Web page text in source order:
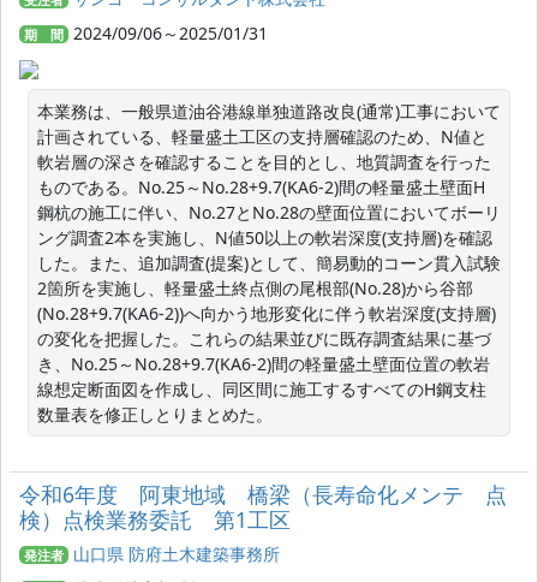
期 間 2024/09/06～2025/01/31
本業務は、一般県道油谷港線単独道路改良(通常)工事において
計画されている、軽量盛土工区の支持層確認のため、N値と
軟岩層の深さを確認することを目的とし、地質調査を行った
ものである。No.25～No.28+9.7(KA6-2)間の軽量盛土壁面H
鋼杭の施工に伴い、No.27とNo.28の壁面位置においてボーリ
ング調査2本を実施し、N値50以上の軟岩深度(支持層)を確認
した。また、追加調査(提案)として、簡易動的コーン貫入試験
2箇所を実施し、軽量盛土終点側の尾根部(No.28)から谷部
(No.28+9.7(KA6-2))へ向かう地形変化に伴う軟岩深度(支持層)
の変化を把握した。これらの結果並びに既存調査結果に基づ
き、No.25～No.28+9.7(KA6-2)間の軽量盛土壁面位置の軟岩
線想定断面図を作成し、同区間に施工するすべてのH鋼支柱
数量表を修正しとりまとめた。
令和6年度 阿東地域 橋梁（長寿命化メンテ 点
検）点検業務委託 第1工区
発注者 山口県 防府土木建築事務所